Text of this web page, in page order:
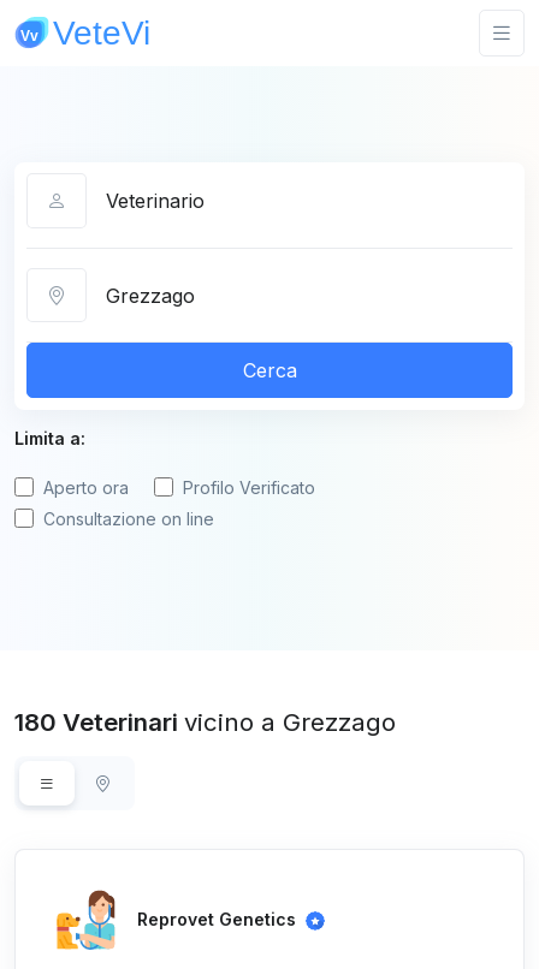
Cerca
Limita a:
Aperto ora
Profilo Verificato
Consultazione on line
180 Veterinari vicino a Grezzago
Reprovet Genetics